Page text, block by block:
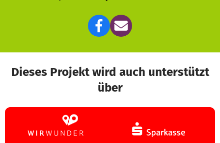
Dieses Projekt wird auch unterstützt
über